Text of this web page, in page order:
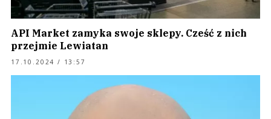
API Market zamyka swoje sklepy. Cześć z nich
przejmie Lewiatan
17.10.2024 / 13:57